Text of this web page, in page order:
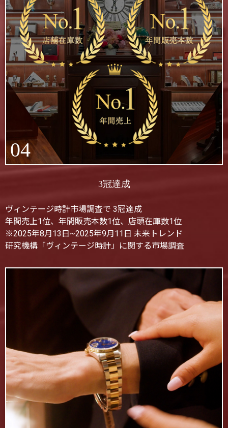
04
3冠達成
ヴィンテージ時計市場調査で 3冠達成
年間売上1位、年間販売本数1位、店頭在庫数1位
※2025年8月13日~2025年9月11日 未来トレンド
研究機構「ヴィンテージ時計」に関する市場調査